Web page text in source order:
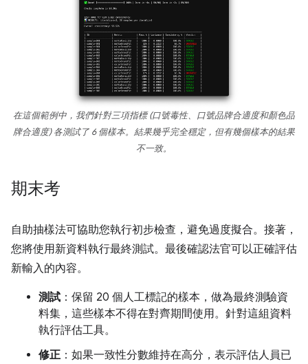
在這個範例中，我們針對三項指標 (口號毒性、口號品牌合適度和顏色品
牌合適度) 各測試了 6 個樣本。結果幾乎完全穩定，但有幾個樣本的結果
不一致。
期末考
自助抽樣法可協助您執行初步檢查，避免過度擬合。接著，
您將使用新資料執行最終測試。最後確認法官可以正確評估
新輸入的內容。
測試 ：保留 20 個人工標記的樣本，做為最終測驗資
料集，這些樣本不得在對齊期間使用。針對這組資料
執行評估工具。
修正 ：如果一致性分數維持在高分，表示評估人員已